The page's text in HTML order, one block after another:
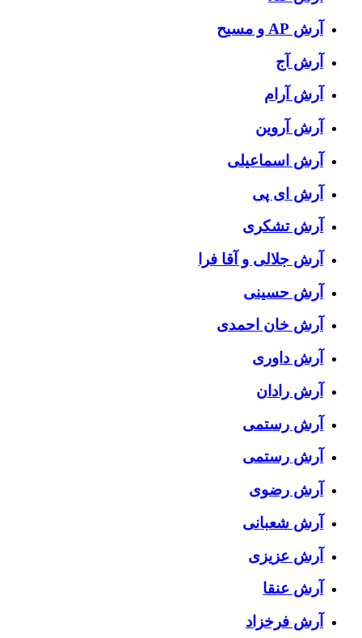
آرش AP و مسیح
آرش آج
آرش آرام
آرش آروین
آرش اسماعیلی
آرش ای پی
آرش تشکری
آرش جلالی و آقا فرا
آرش حسینی
آرش خان احمدی
آرش داوری
آرش رادان
آرش رستمى
آرش رستمی
آرش رضوی
آرش شعبانی
آرش عزیزی
آرش عنقا
آرش فرخزاد